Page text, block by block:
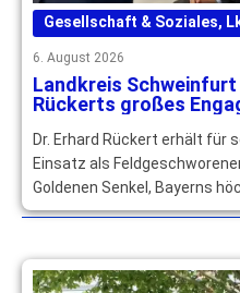
Gesellschaft & Soziales,
6. August 2026
Landkreis Schweinfurt
Rückerts großes
Dr. Erhard Rückert erhält für
Einsatz als
Goldenen Senkel, Bayerns